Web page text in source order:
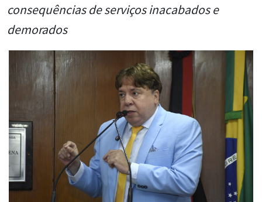
consequências de serviços inacabados e
demorados